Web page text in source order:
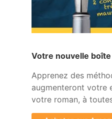
Votre nouvelle
Apprenez des
augmenteront votre
votre roman, à